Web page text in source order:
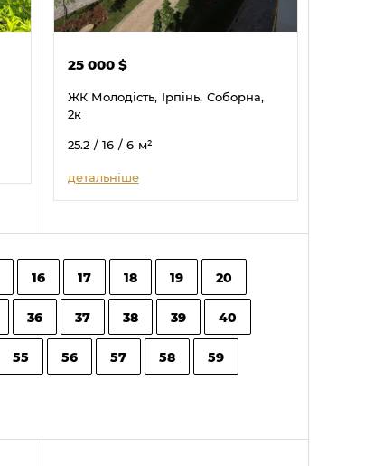
25 000 $
ЖК Молодість, Ірпінь, Соборна,
2к
25.2 / 16 / 6 м²
детальніше
16 17 18 19 20
36 37 38 39 40
55 56 57 58 59